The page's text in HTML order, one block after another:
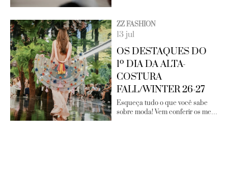
ZZ FASHION
13 jul
OS DESTAQUES DO
1º DIA DA ALTA-
COSTURA
FALL/WINTER 26-27
Esqueça tudo o que você sabe
sobre moda! Vem conferir os me…